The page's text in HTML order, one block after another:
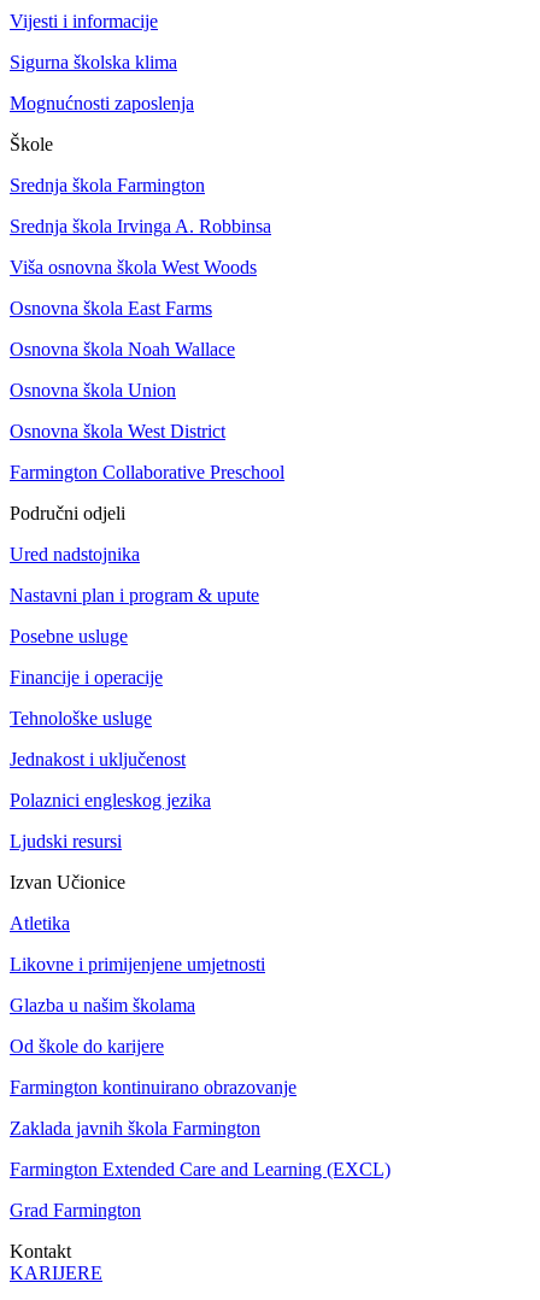
Vijesti i informacije
Sigurna školska klima
Mognućnosti zaposlenja
Škole
Srednja škola Farmington
Srednja škola Irvinga A. Robbinsa
Viša osnovna škola West Woods
Osnovna škola East Farms
Osnovna škola Noah Wallace
Osnovna škola Union
Osnovna škola West District
Farmington Collaborative Preschool
Područni odjeli
Ured nadstojnika
Nastavni plan i program & upute
Posebne usluge
Financije i operacije
Tehnološke usluge
Jednakost i uključenost
Polaznici engleskog jezika
Ljudski resursi
Izvan Učionice
Atletika
Likovne i primijenjene umjetnosti
Glazba u našim školama
Od škole do karijere
Farmington kontinuirano obrazovanje
Zaklada javnih škola Farmington
Farmington Extended Care and Learning (EXCL)
Grad Farmington
Kontakt
KARIJERE